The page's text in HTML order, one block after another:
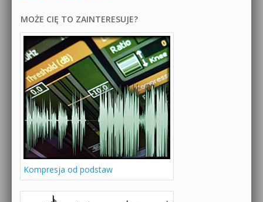
MOŻE CIĘ TO ZAINTERESUJE?
Kompresja od podstaw